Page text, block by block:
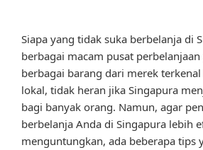
Siapa yang tidak suka berbelanja di
berbagai macam pusat
berbagai barang dari merek
lokal, tidak heran jika Singapura
bagi banyak orang. Namun, agar
berbelanja Anda di Singapura lebih
menguntungkan, ada beberapa tips